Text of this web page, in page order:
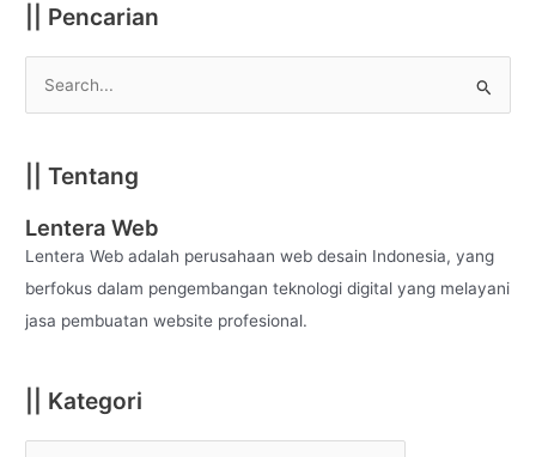
|| Pencarian
r
c
h
f
o
|| Tentang
Lentera Web
Lentera Web adalah perusahaan web desain Indonesia, yang
berfokus dalam pengembangan teknologi digital yang melayani
jasa pembuatan website profesional.
|| Kategori